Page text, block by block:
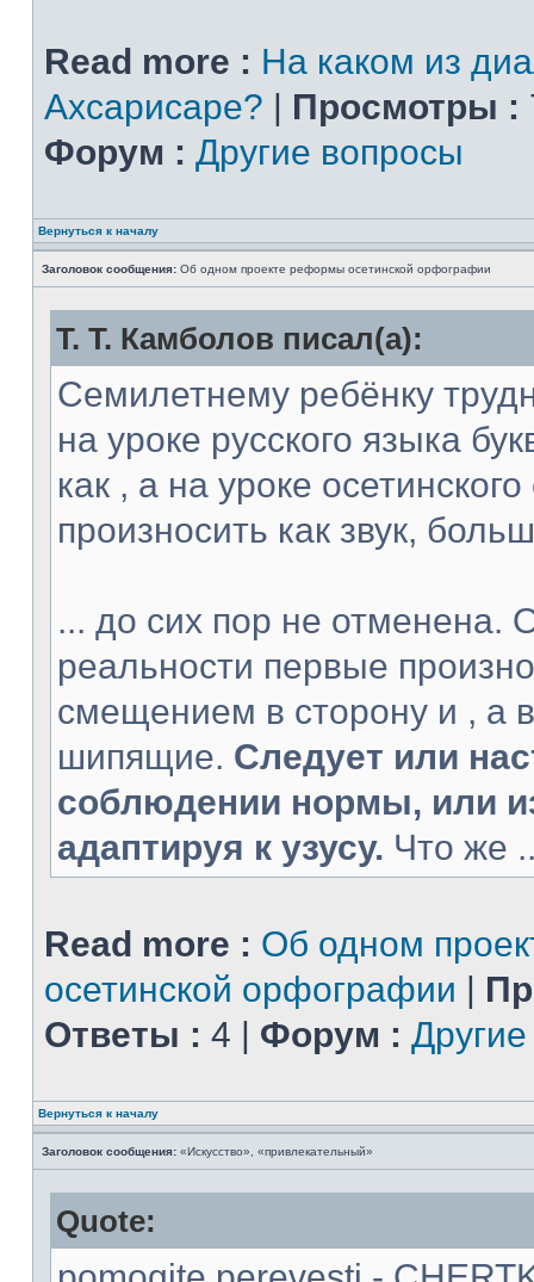
Read more : На каком из
Ахсарисаре? | Просмотры :
Форум : Другие вопросы
Вернуться к началу
Заголовок сообщения: Об одном проекте реформы осетинской орфографии
Т. Т. Камболов писал(а):
Семилетнему ребёнку
на уроке русского языка
как , а на уроке
произносить как звук,
... до сих пор не отменена.
реальности первые
смещением в сторону и , а
шипящие. Следует или
соблюдении нормы, или
адаптируя к узусу. Что же
Read more : Об одном
осетинской орфографии |
Ответы : 4 | Форум :
Вернуться к началу
Заголовок сообщения: «Искусство», «привлекательный»
Quote: